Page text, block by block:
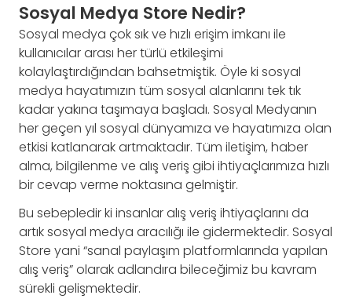
Sosyal Medya Store Nedir?
Sosyal medya çok sık ve hızlı erişim imkanı ile
kullanıcılar arası her türlü etkileşimi
kolaylaştırdığından bahsetmiştik. Öyle ki sosyal
medya hayatımızın tüm sosyal alanlarını tek tık
kadar yakına taşımaya başladı. Sosyal Medyanın
her geçen yıl sosyal dünyamıza ve hayatımıza olan
etkisi katlanarak artmaktadır. Tüm iletişim, haber
alma, bilgilenme ve alış veriş gibi ihtiyaçlarımıza hızlı
bir cevap verme noktasına gelmiştir.
Bu sebepledir ki insanlar alış veriş ihtiyaçlarını da
artık sosyal medya aracılığı ile gidermektedir. Sosyal
Store yani “sanal paylaşım platformlarında yapılan
alış veriş” olarak adlandıra bileceğimiz bu kavram
sürekli gelişmektedir.